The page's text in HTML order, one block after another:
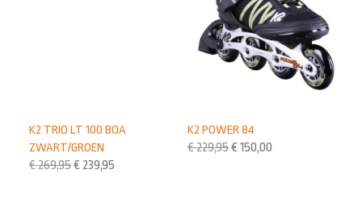
K2 POWER 84
€229,95€ 150,00
K2 TRIO LT 100 BOA
ZWART/GROEN
€269,95€ 239,95